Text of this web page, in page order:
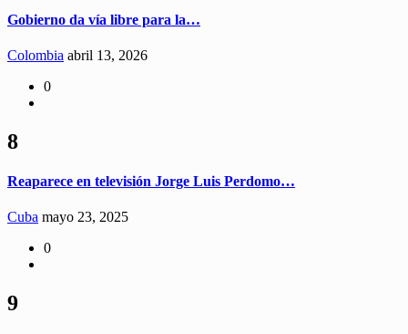
Gobierno da vía libre para la…
Colombia abril 13, 2026
0
8
Reaparece en televisión Jorge Luis Perdomo…
Cuba mayo 23, 2025
0
9